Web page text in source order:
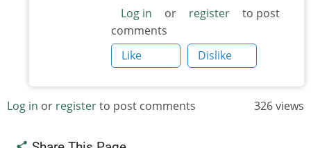
आहे!
>>
स्वतः
चे…
by
तर्कतीर्थ
Log in or register
to post
comments
Like
Dislike
Log in or registerto post comments 326 views